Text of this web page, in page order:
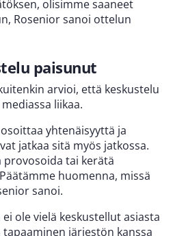
olisimme saaneet
Rosenior sanoi ottelun
paisunut
arvioi, että keskustelu
liikaa.
yhtenäisyyttä ja
jatkaa sitä myös jatkossa.
provosoida tai kerätä
huomenna, missä
sanoi.
ole vielä keskustellut asiasta
tapaaminen järjestön kanssa